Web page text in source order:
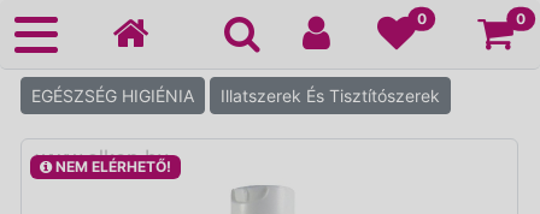
0 0
EGÉSZSÉG HIGIÉNIA Illatszerek És Tisztítószerek
NEM ELÉRHETŐ!